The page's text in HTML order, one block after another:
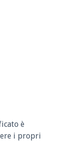
è
i propri